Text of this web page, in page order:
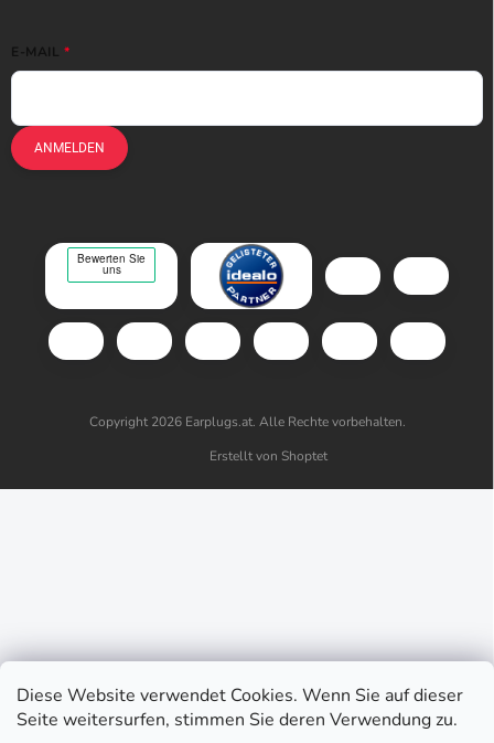
Diese Website verwendet Cookies. Wenn Sie auf dieser
Seite weitersurfen, stimmen Sie deren Verwendung zu.
E-MAIL
ANMELDEN
Erstellt von Shoptet
Copyright 2026 Earplugs.at. Alle Rechte vorbehalten.